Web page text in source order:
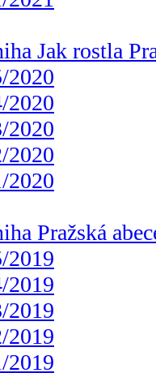
Jak rostla
2020
2020
2020
2020
2020
Pražská
2019
2019
2019
2019
2019